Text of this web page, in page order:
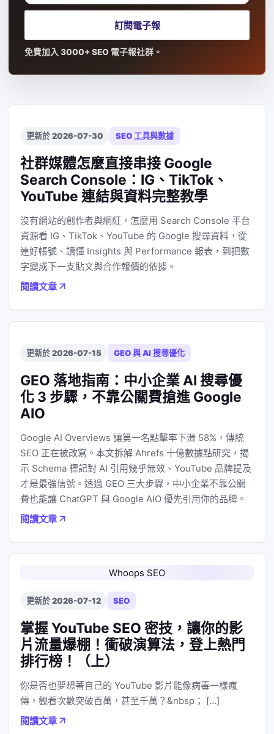
訂閱電子報
免費加入 3000+ SEO 電子報社群。
更新於 2026-07-30 SEO 工具與數據
社群媒體怎麼直接串接 Google
Search Console：IG、TikTok、
YouTube 連結與資料完整教學
沒有網站的創作者與網紅，怎麼用 Search Console 平台
資源看 IG、TikTok、YouTube 的 Google 搜尋資料，從
連好帳號、讀懂 Insights 與 Performance 報表，到把數
字變成下一支貼文與合作報價的依據。
閱讀文章
更新於 2026-07-15 GEO 與 AI 搜尋優化
GEO 落地指南：中小企業 AI 搜尋優
化 3 步驟，不靠公關費搶進 Google
AIO
Google AI Overviews 讓第一名點擊率下滑 58%，傳統
SEO 正在被改寫。本文拆解 Ahrefs 十億數據點研究，揭
示 Schema 標記對 AI 引用幾乎無效、YouTube 品牌提及
才是最強信號。透過 GEO 三大步驟，中小企業不靠公關
費也能讓 ChatGPT 與 Google AIO 優先引用你的品牌。
閱讀文章
Whoops SEO
更新於 2026-07-12 SEO
掌握 YouTube SEO 密技，讓你的影
片流量爆棚！衝破演算法，登上熱門
排行榜！（上）
你是否也夢想著自己的 YouTube 影片能像病毒一樣瘋
傳，觀看次數突破百萬，甚至千萬？&nbsp； […]
閱讀文章